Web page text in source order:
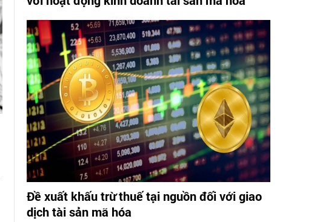
Đề xuất khấu trừ thuế tại nguồn đối với giao
dịch tài sản mã hóa